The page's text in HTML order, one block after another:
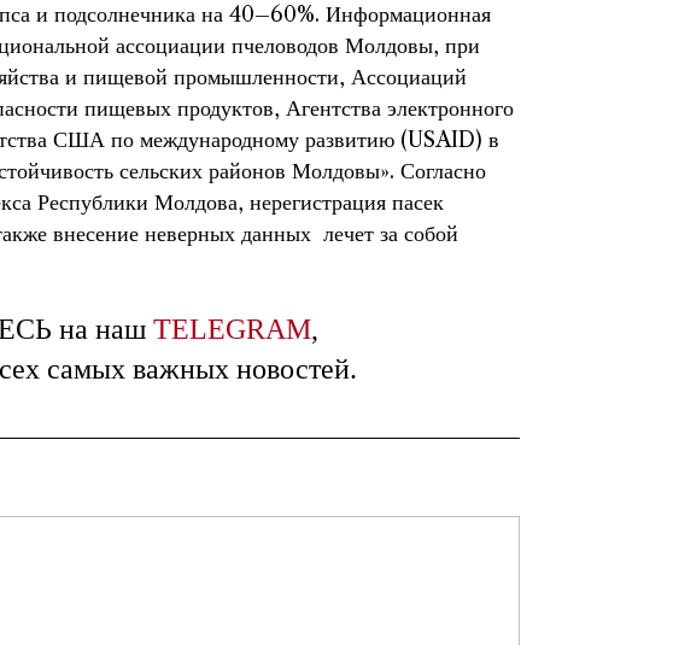
и подсолнечника на 40–60%. Информационная
ассоциации пчеловодов Молдовы, при
и пищевой промышленности, Ассоциаций
пищевых продуктов, Агентства электронного
США по международному развитию (USAID) в
сельских районов Молдовы». Согласно
Республики Молдова, нерегистрация пасек
внесение неверных данных лечет за собой
на наш TELEGRAM,
самых важных новостей.